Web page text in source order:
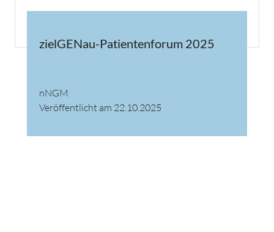
zielGENau-Patientenforum 2025
nNGM
Veröffentlicht am 22.10.2025